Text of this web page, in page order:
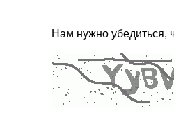
Нам нужно убедиться,